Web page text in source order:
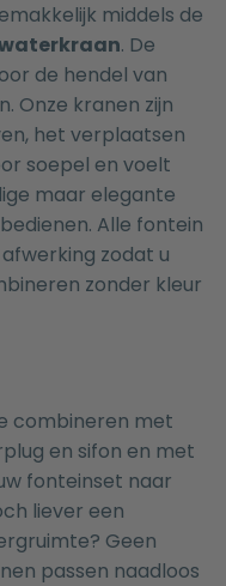
middels de
. De
de hendel van
Onze kranen zijn
het verplaatsen
soepel en voelt
maar elegante
Alle fontein
zodat u
zonder kleur
combineren met
en sifon en met
fonteinset naar
liever een
Geen
passen naadloos